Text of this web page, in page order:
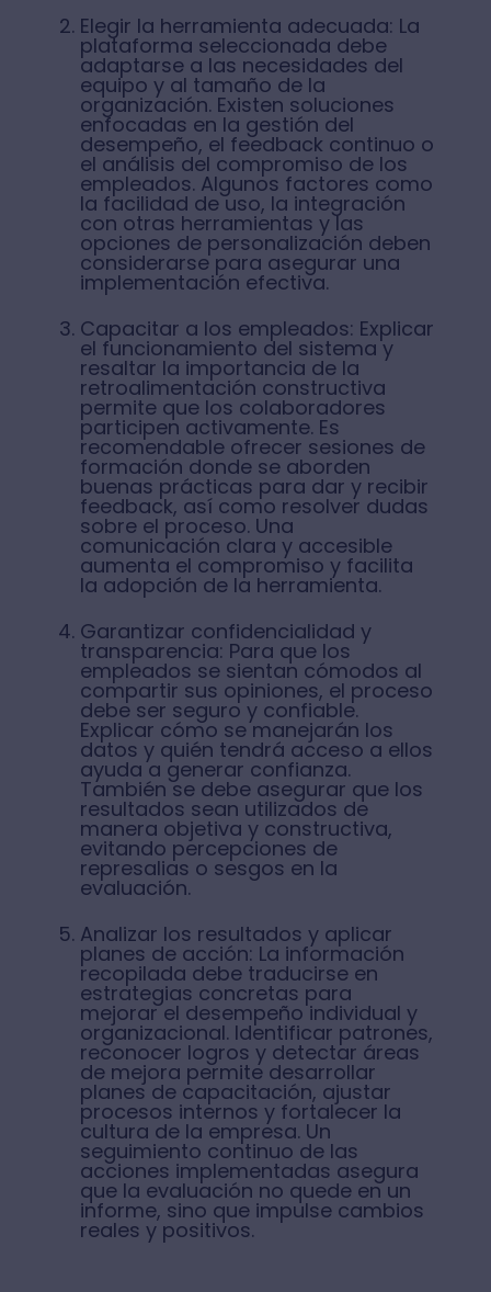
Elegir la herramienta adecuada: La
plataforma seleccionada debe
adaptarse a las necesidades del
equipo y al tamaño de la
organización. Existen soluciones
enfocadas en la gestión del
desempeño, el feedback continuo o
el análisis del compromiso de los
empleados. Algunos factores como
la facilidad de uso, la integración
con otras herramientas y las
opciones de personalización deben
considerarse para asegurar una
implementación efectiva.
Capacitar a los empleados: Explicar
el funcionamiento del sistema y
resaltar la importancia de la
retroalimentación constructiva
permite que los colaboradores
participen activamente. Es
recomendable ofrecer sesiones de
formación donde se aborden
buenas prácticas para dar y recibir
feedback, así como resolver dudas
sobre el proceso. Una
comunicación clara y accesible
aumenta el compromiso y facilita
la adopción de la herramienta.
Garantizar confidencialidad y
transparencia: Para que los
empleados se sientan cómodos al
compartir sus opiniones, el proceso
debe ser seguro y confiable.
Explicar cómo se manejarán los
datos y quién tendrá acceso a ellos
ayuda a generar confianza.
También se debe asegurar que los
resultados sean utilizados de
manera objetiva y constructiva,
evitando percepciones de
represalias o sesgos en la
evaluación.
Analizar los resultados y aplicar
planes de acción: La información
recopilada debe traducirse en
estrategias concretas para
mejorar el desempeño individual y
organizacional. Identificar patrones,
reconocer logros y detectar áreas
de mejora permite desarrollar
planes de capacitación, ajustar
procesos internos y fortalecer la
cultura de la empresa. Un
seguimiento continuo de las
acciones implementadas asegura
que la evaluación no quede en un
informe, sino que impulse cambios
reales y positivos.